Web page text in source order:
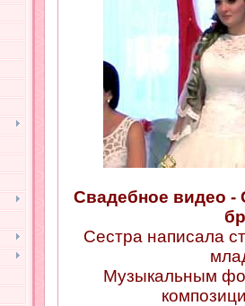
Свадебное видео -
Сестра написала
Музыкальным